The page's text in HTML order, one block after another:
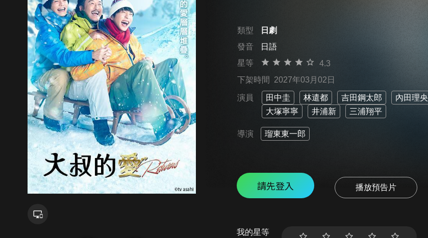
類型
日劇
發音
日語
星等
4.3
下架時間 2027年03月02日
演員 田中圭 林遣都 吉田鋼太郎 內田理央
大塚寧寧
井浦新 三浦翔平
導演 瑠東東一郎
請先登入 播放預告片
我的星等